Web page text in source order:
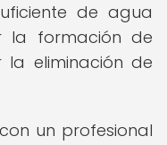
de agua
la formación de
la eliminación de
un profesional